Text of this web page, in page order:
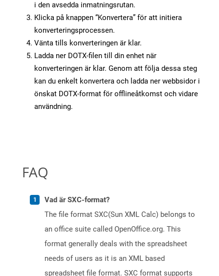
i den avsedda inmatningsrutan.
Klicka på knappen “Konvertera” för att initiera
konverteringsprocessen.
Vänta tills konverteringen är klar.
Ladda ner DOTX-filen till din enhet när
konverteringen är klar. Genom att följa dessa steg
kan du enkelt konvertera och ladda ner webbsidor i
önskat DOTX-format för offlineåtkomst och vidare
användning.
FAQ
Vad är SXC-format?
The file format SXC(Sun XML Calc) belongs to
an office suite called OpenOffice.org. This
format generally deals with the spreadsheet
needs of users as it is an XML based
spreadsheet file format. SXC format supports